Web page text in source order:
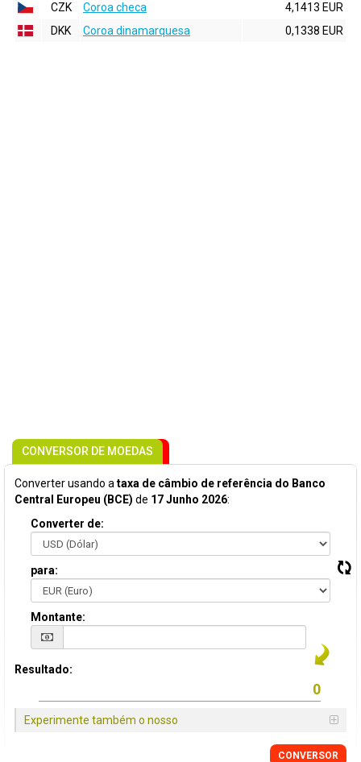
CZK
Coroa checa
4,1413 EUR
DKK
Coroa dinamarquesa 0,1338 EUR
CONVERSOR DE MOEDAS
Converter usando a taxa de câmbio de referência do Banco
Central Europeu (BCE) de 17 Junho 2026:
Converter de:
para:
Montante:
Resultado:
Experimente também o nosso
CONVERSOR